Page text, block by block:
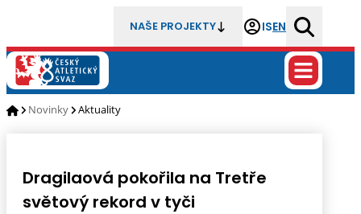
NAŠE PROJEKTY ISEN
Novinky Aktuality
Dragilaová pokořila na Tretře
světový rekord v tyči